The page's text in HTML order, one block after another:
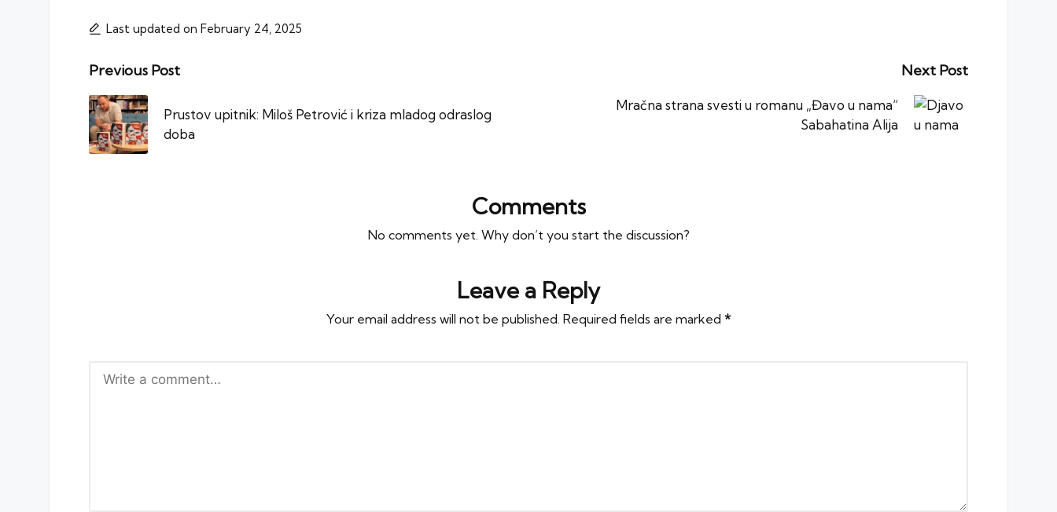
Last updated on February 24, 2025
Post
navigation
Previous Post
Prustov upitnik: Miloš Petrović i kriza mladog odraslog
doba
Next Post
Mračna strana svesti u romanu „Đavo u nama“
Sabahatina Alija
Comments
No comments yet. Why don’t you start the discussion?
Leave a Reply
Your email address will not be published. Required fields are marked *